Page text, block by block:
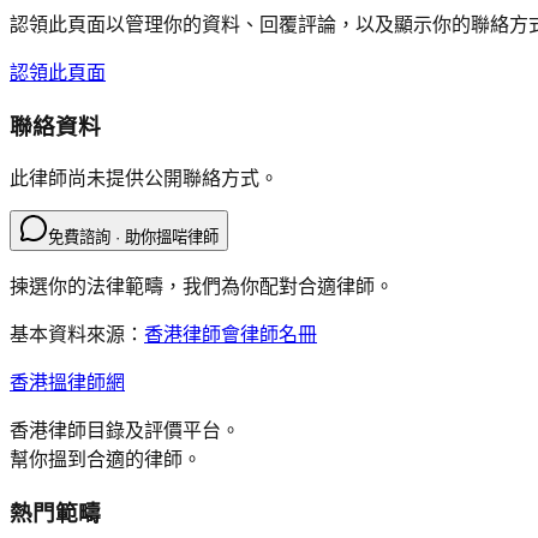
認領此頁面以管理你的資料、回覆評論，以及顯示你的聯絡方
認領此頁面
聯絡資料
此律師尚未提供公開聯絡方式。
免費諮詢 · 助你搵啱律師
揀選你的法律範疇，我們為你配對合適律師。
基本資料來源： 香港律師會律師名冊
香港搵律師網
香港律師目錄及評價平台。
幫你搵到合適的律師。
熱門範疇